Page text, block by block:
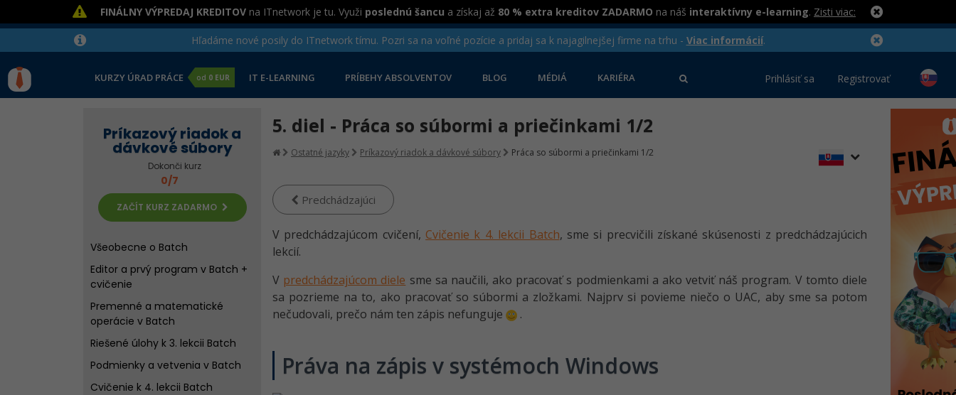
FINÁLNY VÝPREDAJ KREDITOV na ITnetwork je tu. Využi poslednú šancu a získaj až 80 % extra kreditov ZADARMO na náš interaktívny e-learning. Zisti viac:
Hľadáme nové posily do ITnetwork tímu. Pozri sa na voľné pozície a pridaj sa k najagilnejšej firme na trhu - Viac informácií.
KURZY ÚRAD PRÁCE od 0 EUR IT E-LEARNING PRÍBEHY ABSOLVENTOV BLOG MÉDIÁ KARIÉRA Prihlásiť sa Registrovať
Príkazový riadok a
dávkové súbory
Dokonči kurz
0/7
ZAČÍT KURZ ZADARMO
Všeobecne o Batch
Editor a prvý program v Batch +
cvičenie
Premenné a matematické
operácie v Batch
Riešené úlohy k 3. lekcii Batch
Podmienky a vetvenia v Batch
Cvičenie k 4. lekcii Batch
5. diel - Práca so súbormi a priečinkami 1/2
Ostatné jazyky Príkazový riadok a dávkové súbory Práca so súbormi a priečinkami 1/2
Predchádzajúci
V predchádzajúcom cvičení, Cvičenie k 4. lekcii Batch, sme si precvičili získané skúsenosti z predchádzajúcich
lekcií.
V predchádzajúcom diele sme sa naučili, ako pracovať s podmienkami a ako vetviť náš program. V tomto diele
sa pozrieme na to, ako pracovať so súbormi a zložkami. Najprv si povieme niečo o UAC, aby sme sa potom
nečudovali, prečo nám ten zápis nefunguje
.
Práva na zápis v systémoch Windows